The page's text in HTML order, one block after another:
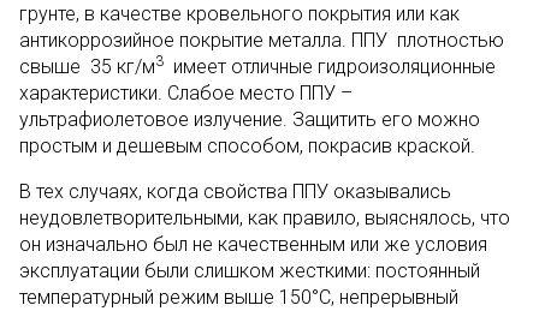
грунте, в качестве кровельного покрытия или как
антикоррозийное покрытие металла. ППУ плотностью
свыше 35 кг/м3
имеет отличные гидроизоляционные
характеристики. Слабое место ППУ –
ультрафиолетовое излучение. Защитить его можно
простым и дешевым способом, покрасив краской.
В тех случаях, когда свойства ППУ оказывались
неудовлетворительными, как правило, выяснялось, что
он изначально был не качественным или же условия
эксплуатации были слишком жесткими: постоянный
температурный режим выше 150°С, непрерывный